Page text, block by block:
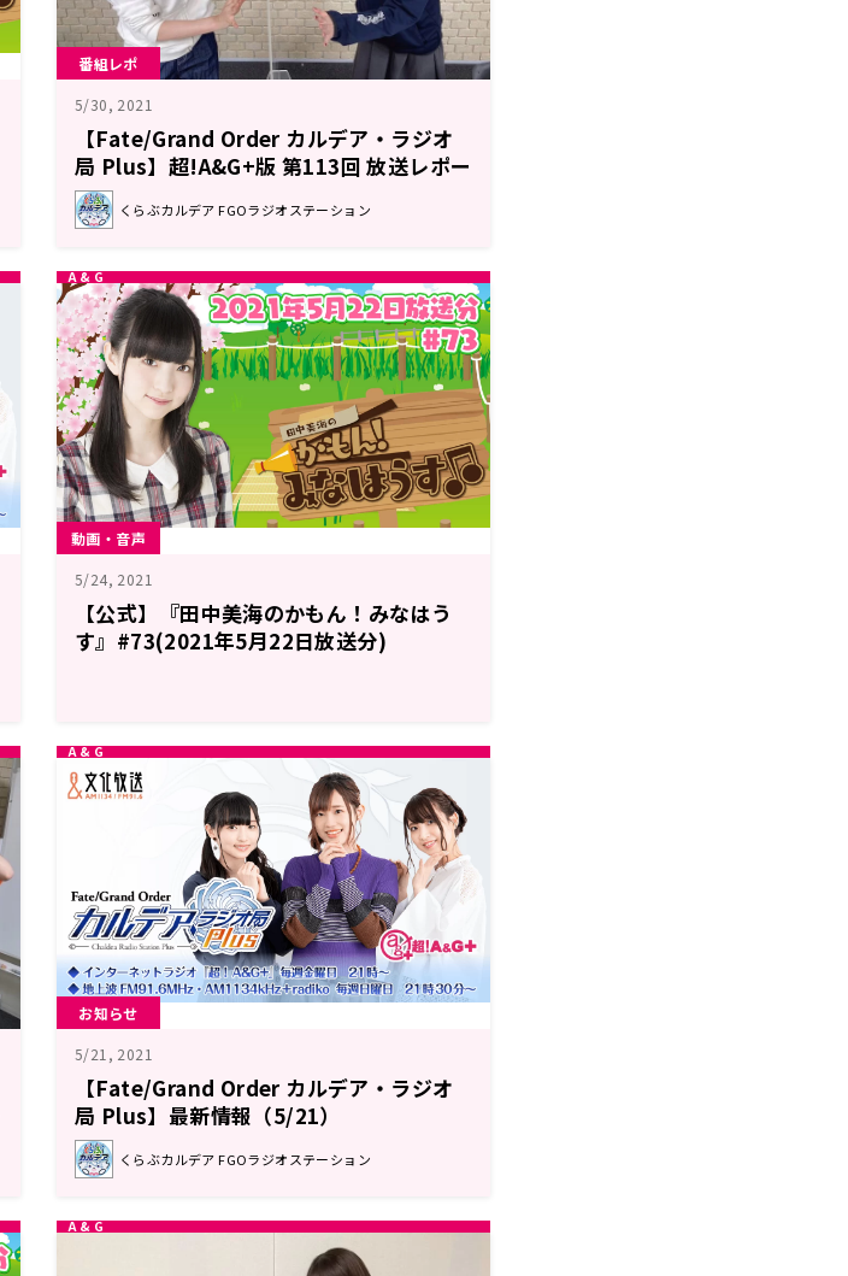
番組レポ
5/30, 2021
【Fate/Grand Order カルデア・ラジオ
局 Plus】超!A&G+版 第113回 放送レポー
ト
くらぶカルデア FGOラジオステーション
動画・音声
5/24, 2021
【公式】『田中美海のかもん！みなはう
す』#73(2021年5月22日放送分)
お知らせ
5/21, 2021
【Fate/Grand Order カルデア・ラジオ
局 Plus】最新情報（5/21）
くらぶカルデア FGOラジオステーション